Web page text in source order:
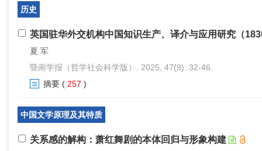
历史
英国驻华外交机构中国知识生产、译介与应用研究（
夏 军
暨南学报（哲学社会科学版）. 2025, 47(9): 32-46.
摘要 ( 257 )
中国文学原理及其特质
关系感的解构：萧红舞剧的本体回归与形象构建